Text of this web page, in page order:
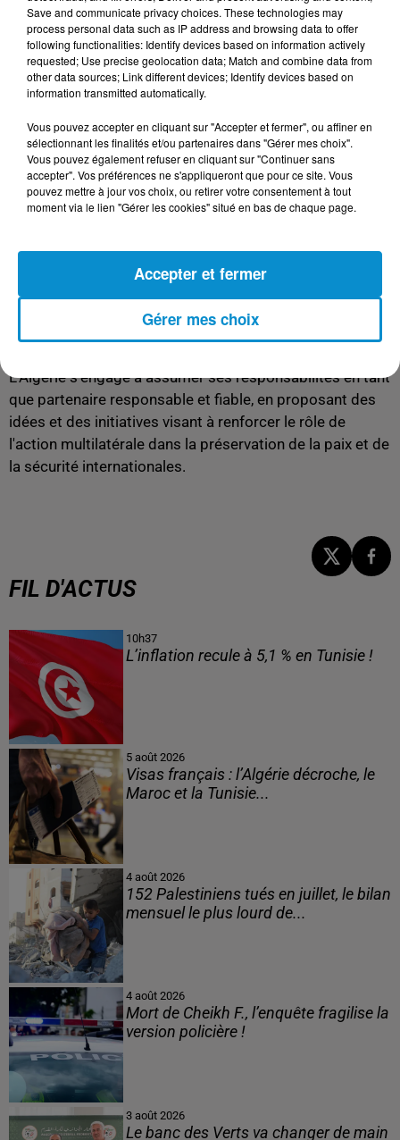
permanent au Conseil de sécurité est une occasion de
permettre à la Ligue arabe de retrouver sa place sur la
scène internationale et de jouer un rôle fort et influent.
Face aux défis actuels et futurs, l'Algérie œuvrera pour
région, des questions que le président de la République a
défendues lors du Sommet arabe d'Alger.
Lors de sa visite au siège de l'ONU à New York, le
ministre des Affaires étrangères et de la Communauté
l'importance que le président Tebboune accorde au rôle
vital de l'ONU. Il a réaffirmé l'engagement de l'Algérie à
soutenir les efforts de l'ONU en faveur des droits de
l'homme, de la paix et de la sécurité internationale, ainsi
que du développement durable.
L'Algérie s'engage à assumer ses responsabilités en tant
que partenaire responsable et fiable, en proposant des
idées et des initiatives visant à renforcer le rôle de
l'action multilatérale dans la préservation de la paix et de
la sécurité internationales.
FIL D'ACTUS
10h37
L’inflation recule à 5,1 % en Tunisie !
5 août 2026
Visas français : l’Algérie décroche, le
Maroc et la Tunisie...
4 août 2026
152 Palestiniens tués en juillet, le bilan
mensuel le plus lourd de...
4 août 2026
Mort de Cheikh F., l’enquête fragilise la
version policière !
3 août 2026
Le banc des Verts va changer de main
Save and communicate privacy choices. These technologies may
process personal data such as IP address and browsing data to offer
following functionalities: Identify devices based on information actively
requested; Use precise geolocation data; Match and combine data from
other data sources; Link different devices; Identify devices based on
information transmitted automatically.
Vous pouvez accepter en cliquant sur "Accepter et fermer", ou affiner en
sélectionnant les finalités et/ou partenaires dans "Gérer mes choix".
Vous pouvez également refuser en cliquant sur "Continuer sans
accepter". Vos préférences ne s'appliqueront que pour ce site. Vous
pouvez mettre à jour vos choix, ou retirer votre consentement à tout
moment via le lien "Gérer les cookies" situé en bas de chaque page.
Gérer mes choix
Accepter et fermer